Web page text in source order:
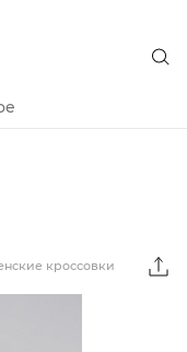
кроссовки